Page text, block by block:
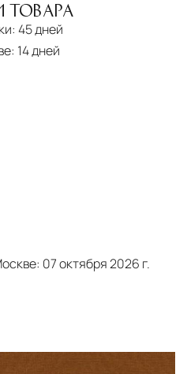
в течение 3-5 рабочих
сроки зависят
и варьируются от 5 до
срочная доставка
логистических
и контроль
в режиме
логистических
работы в
соблюдение
ТОВАРА
45 дней
14 дней
07 октября 2026 г.